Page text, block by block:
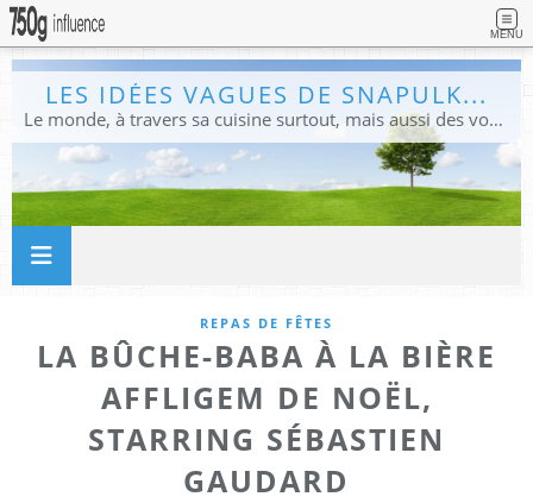
MENU
LES IDÉES VAGUES DE SNAPULK...
Le monde, à travers sa cuisine surtout, mais aussi des voyages, et des idées.
REPAS DE FÊTES
LA BÛCHE-BABA À LA BIÈRE
AFFLIGEM DE NOËL,
STARRING SÉBASTIEN
GAUDARD